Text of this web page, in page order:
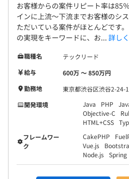
お客様からの案件リピート率は85
インに上流～下流までお客様のシ
ただいている案件がほとんどです
の実現をキーワードに、お... 詳し
職種名
テックリード
給与
600万 〜 850万円
勤務地
東京都渋谷区渋谷2-24-
開発環境
Java PHP
Objective-C
HTML+CSS
フレームワー
ク
CakePHP
Vue.js
Node.js Spring